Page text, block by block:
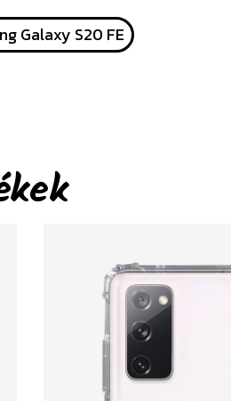
Galaxy S20 FE